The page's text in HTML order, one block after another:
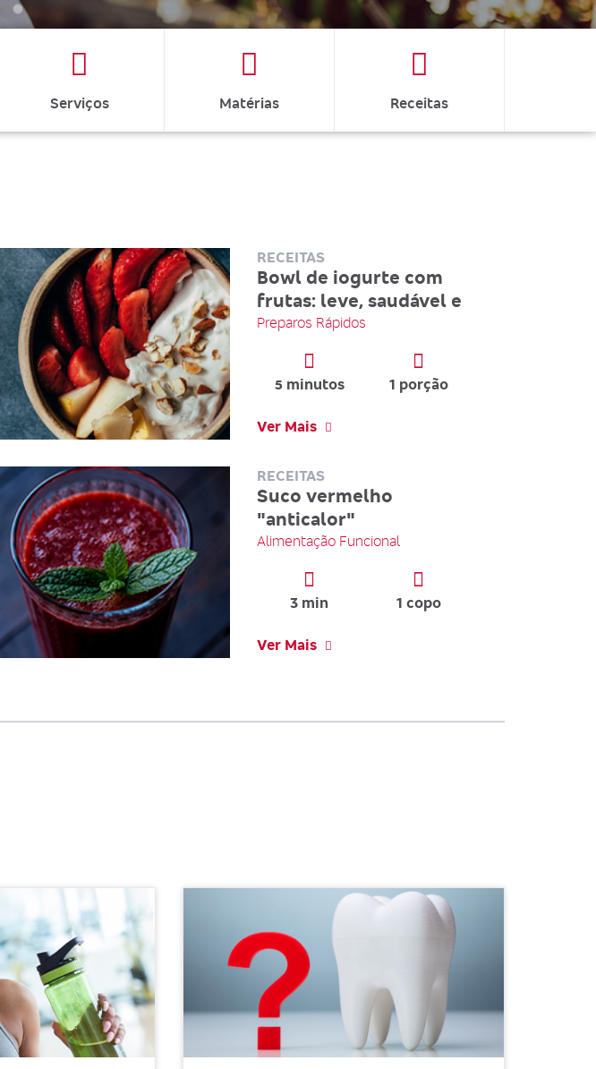
Serviços Matérias Receitas
MATÉRIAS
A importância
do obstetra
Bem Estar
O dia 12 de abril celebra este
profissional e sua importância para
uma gestação saudável, para a mamãe
e o seu bebê.
Ver Mais
RECEITAS
Bowl de iogurte com
frutas: leve, saudável e
Preparos Rápidos
5 minutos 1 porção
Ver Mais
RECEITAS
Suco vermelho
"anticalor"
Alimentação Funcional
3 min 1 copo
Ver Mais